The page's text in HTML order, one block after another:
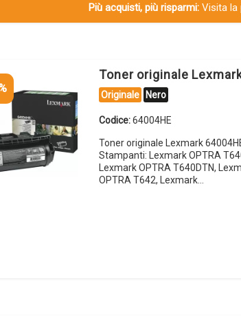
Più acquisti, più risparmi:Visita la
Toner originale
Originale Nero
Codice:64004HE
Toner originale Lexmark
Stampanti: Lexmark OPTRA
Lexmark OPTRA T640DTN,
OPTRA T642, Lexmark…